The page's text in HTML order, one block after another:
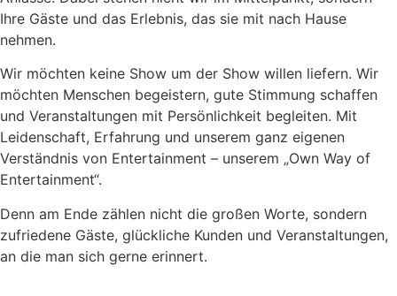
Ihre Gäste und das Erlebnis, das sie mit nach Hause
nehmen.
Wir möchten keine Show um der Show willen liefern. Wir
möchten Menschen begeistern, gute Stimmung schaffen
und Veranstaltungen mit Persönlichkeit begleiten. Mit
Leidenschaft, Erfahrung und unserem ganz eigenen
Verständnis von Entertainment – unserem „Own Way of
Entertainment“.
Denn am Ende zählen nicht die großen Worte, sondern
zufriedene Gäste, glückliche Kunden und Veranstaltungen,
an die man sich gerne erinnert.